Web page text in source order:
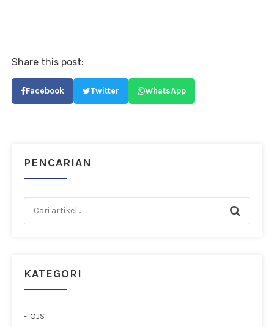
Share this post:
Facebook Twitter WhatsApp
PENCARIAN
KATEGORI
OJS